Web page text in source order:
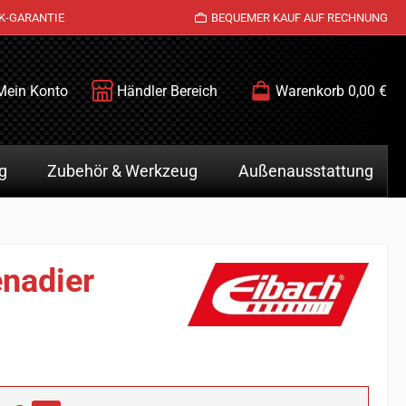
GARANTIE BEQUEMER KAUF AUF RECHNUNG
Konto Händler Bereich Warenkorb 0,00 €
Zubehör & Werkzeug Außenausstattung